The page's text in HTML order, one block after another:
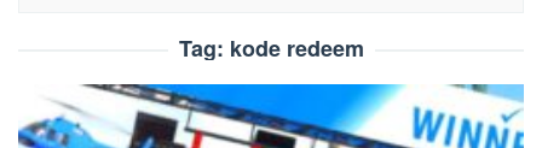
Tag: kode redeem